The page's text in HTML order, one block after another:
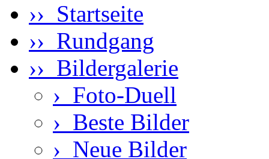
›› Startseite
›› Rundgang
›› Bildergalerie
› Foto-Duell
› Beste Bilder
› Neue Bilder